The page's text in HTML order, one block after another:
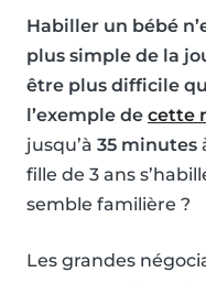
Habiller un bébé
plus simple de la
être plus difficile
l’exemple de cette
jusqu’à 35 minutes
fille de 3 ans
semble familière ?
Les grandes